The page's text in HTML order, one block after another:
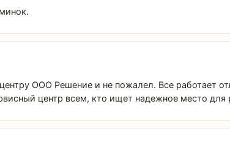
ООО Решение и не пожалел. Все работает
центр всем, кто ищет надежное место для